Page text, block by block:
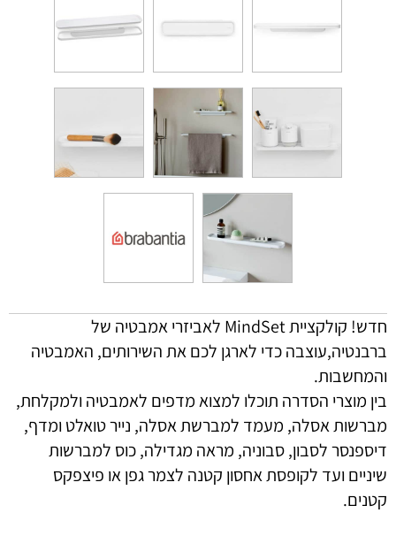
חדש! קולקציית MindSet לאביזרי אמבטיה של
ברבנטיה,עוצבה כדי לארגן לכם את השירותים, האמבטיה
והמחשבות.
בין מוצרי הסדרה תוכלו למצוא מדפים לאמבטיה ולמקלחת,
מברשות אסלה, מעמד למברשת אסלה, נייר טואלט ומדף,
דיספנסר לסבון, סבוניה, מראה מגדילה, כוס למברשות
שיניים ועד לקופסת אחסון קטנה לצמר גפן או פיצפקס
קטנים.